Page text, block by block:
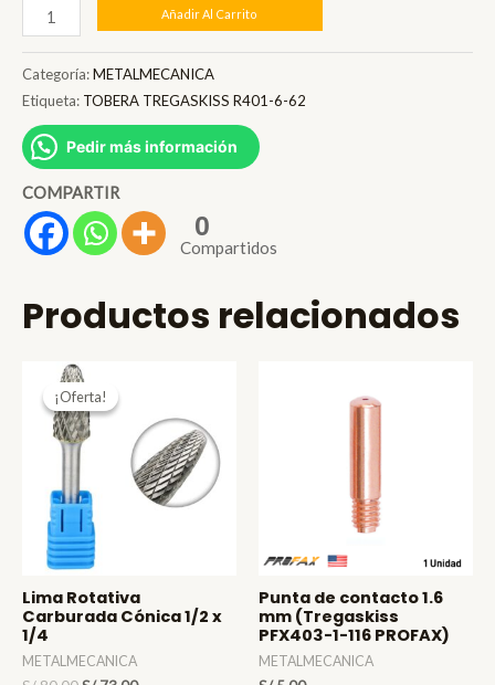
TOBERA
TREGASKISS
R401-
6-
62
cantidad
Añadir Al Carrito
Categoría:METALMECANICA
Etiqueta: TOBERA TREGASKISS R401-6-62
Pedir más información
COMPARTIR
0
Compartidos
Productos relacionados
¡Oferta!
¡Oferta!
Lima Rotativa
Carburada Cónica 1/2 x
1/4
METALMECANICA
Punta de contacto 1.6
mm (Tregaskiss
PFX403-1-116 PROFAX)
METALMECANICA